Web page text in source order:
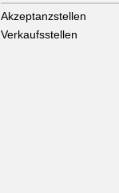
Akzeptanzstellen
Verkaufsstellen